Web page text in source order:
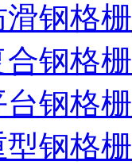
钢格栅
钢格栅
钢格栅
钢格栅